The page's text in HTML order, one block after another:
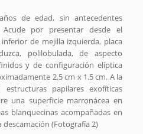
de edad, sin antecedentes
Acude por presentar desde el
de mejilla izquierda, placa
polilobulada, de aspecto
y de configuración elíptica
2.5 cm x 1.5 cm. A la
estructuras papilares exofíticas
una superficie marronácea en
blanquecinas acompañadas en
(Fotografía 2)